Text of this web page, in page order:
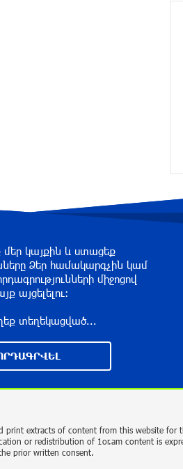
կայքին և ստացեք
Ձեր համակարգչին կամ
միջոցով
այցելելու։
տեղեկացված...
print extracts of content from this website for
or redistribution of 1or.am content is
prior written consent.